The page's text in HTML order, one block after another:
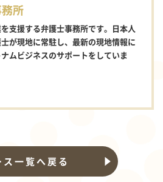
所
支援する弁護士事務所です。日本人
が現地に常駐し、最新の現地情報に
ムビジネスのサポートをしていま
ス一覧へ戻る